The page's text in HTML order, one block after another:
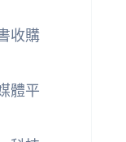
收購
體平